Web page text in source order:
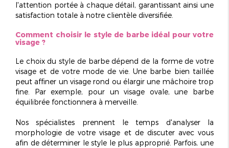
l'attention portée à chaque détail, garantissant ainsi une
satisfaction totale à notre clientèle diversifiée.
Comment choisir le style de barbe idéal pour votre
visage ?
Le choix du style de barbe dépend de la forme de votre
visage et de votre mode de vie. Une barbe bien taillée
peutaffiner un visage rond ou élargir une mâchoire trop
fine. Par exemple, pour un visage ovale, une barbe
équilibrée fonctionnera à merveille.
Nos spécialistes prennent le temps d'analyser la
morphologie de votre visage et de discuter avec vous
afin de déterminer le style le plus approprié. Parfois, une